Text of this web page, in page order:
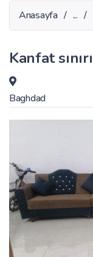
Anasayfa / ... /
Kanfat sınırı
Baghdad